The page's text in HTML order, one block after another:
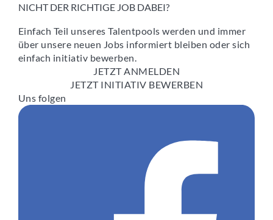
NICHT DER RICHTIGE JOB DABEI?
Einfach Teil unseres Talentpools werden und immer
über unsere neuen Jobs informiert bleiben oder sich
einfach initiativ bewerben.
JETZT ANMELDEN
JETZT INITIATIV BEWERBEN
Uns folgen